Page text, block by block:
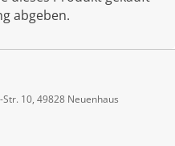
abgeben.
10, 49828 Neuenhaus